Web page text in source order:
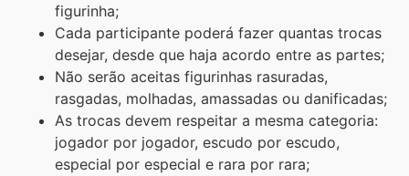
figurinha;
Cada participante poderá fazer quantas trocas
desejar, desde que haja acordo entre as partes;
Não serão aceitas figurinhas rasuradas,
rasgadas, molhadas, amassadas ou danificadas;
As trocas devem respeitar a mesma categoria:
jogador por jogador, escudo por escudo,
especial por especial e rara por rara;